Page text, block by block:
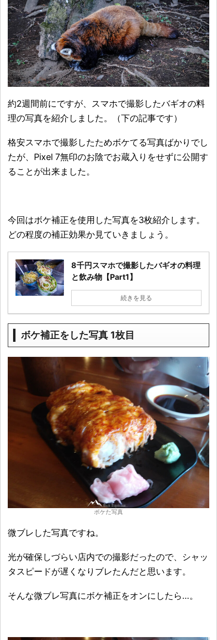
約2週間前にですが、スマホで撮影したバギオの料
理の写真を紹介しました。（下の記事です）
格安スマホで撮影したためボケてる写真ばかりでし
たが、Pixel 7無印のお陰でお蔵入りをせずに公開す
ることが出来ました。
今回はボケ補正を使用した写真を3枚紹介します。
どの程度の補正効果か見ていきましょう。
8千円スマホで撮影したバギオの料理
と飲み物【Part1】
続きを見る
ボケ補正をした写真 1枚目
ボケた写真
微ブレした写真ですね。
光が確保しづらい店内での撮影だったので、シャッ
タスピードが遅くなりブレたんだと思います。
そんな微ブレ写真にボケ補正をオンにしたら…。